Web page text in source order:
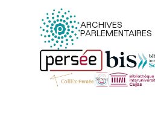
ARCHIVES
PARLEMENTAIRES